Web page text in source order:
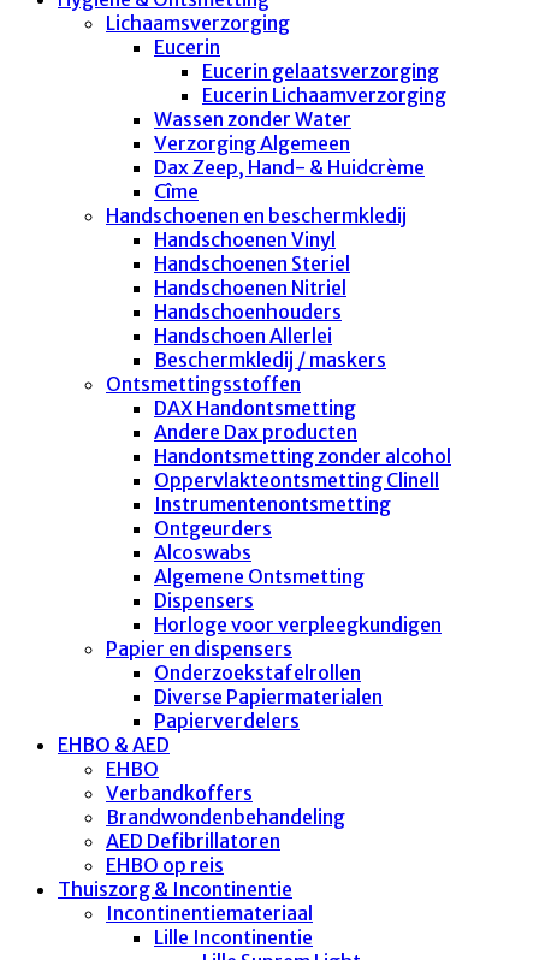
Lichaamsverzorging
Eucerin
Eucerin gelaatsverzorging
Eucerin Lichaamverzorging
Wassen zonder Water
Verzorging Algemeen
Dax Zeep, Hand- & Huidcrème
Cîme
Handschoenen en beschermkledij
Handschoenen Vinyl
Handschoenen Steriel
Handschoenen Nitriel
Handschoenhouders
Handschoen Allerlei
Beschermkledij / maskers
Ontsmettingsstoffen
DAX Handontsmetting
Andere Dax producten
Handontsmetting zonder alcohol
Oppervlakteontsmetting Clinell
Instrumentenontsmetting
Ontgeurders
Alcoswabs
Algemene Ontsmetting
Dispensers
Horloge voor verpleegkundigen
Papier en dispensers
Onderzoekstafelrollen
Diverse Papiermaterialen
Papierverdelers
EHBO & AED
EHBO
Verbandkoffers
Brandwondenbehandeling
AED Defibrillatoren
EHBO op reis
Thuiszorg & Incontinentie
Incontinentiemateriaal
Lille Incontinentie